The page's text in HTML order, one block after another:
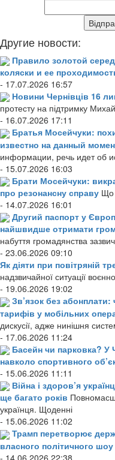
Другие новости:
Правило золотой
коляски и ее
- 17.07.2026 16:57
Новини Чернівців 16
протесту на підтримку
- 16.07.2026 17:11
Братья Мосейчуки:
известно на данный
информации, речь идет об
- 15.07.2026 16:03
Брати Мосейчуки:
про резонансну справу Що
- 14.07.2026 16:01
Другий паспорт у
найшвидше отримати
набуття громадянства
- 23.06.2026 09:10
Як діяти при повітряній
надзвичайної ситуації
- 19.06.2026 19:02
Зв’язок без
тарифів у мобільних
дискусії, адже нинішня
- 17.06.2026 11:24
Басейн чи парковка? У
навколо спортивного
- 15.06.2026 11:11
Війна і здоров’я
ще багато років
українця. Щоденні
- 15.06.2026 11:02
Трамп перетворює
власного політичного шоу
- 14.06.2026 22:38